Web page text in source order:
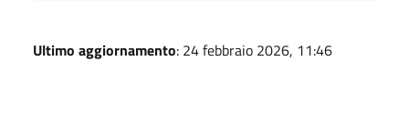
Ultimo aggiornamento: 24 febbraio 2026, 11:46